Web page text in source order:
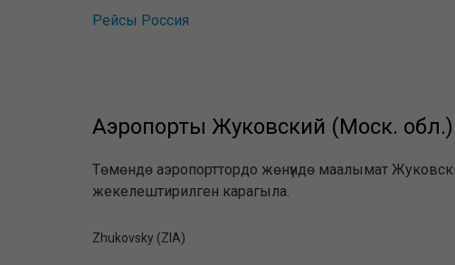
Рейсы Россия
Аэропорты Жуковский (Моск.
Төмөндө аэропорттордо жөнүндө маалымат
жекелештирилген карагыла.
Zhukovsky (ZIA)